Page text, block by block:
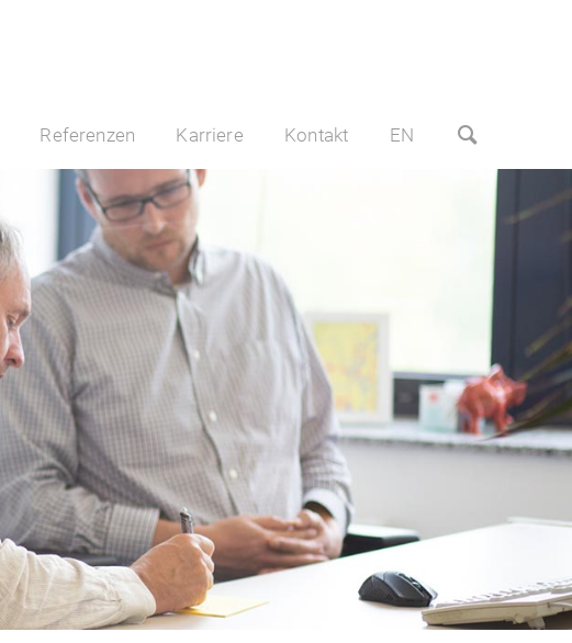
Referenzen Karriere Kontakt EN